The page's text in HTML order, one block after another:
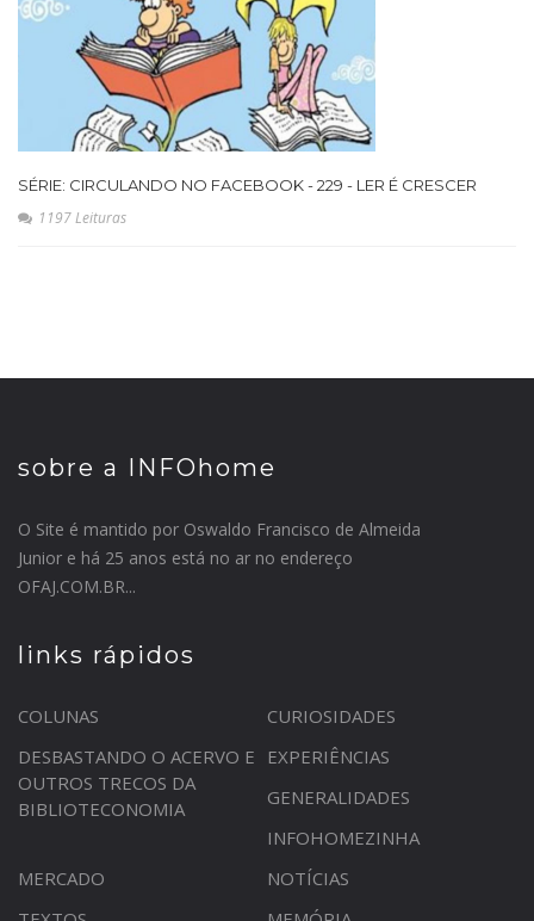
SÉRIE: CIRCULANDO NO FACEBOOK - 229 - LER É CRESCER
1197 Leituras
sobre a INFOhome
O Site é mantido por Oswaldo Francisco de Almeida
Junior e há 25 anos está no ar no endereço
OFAJ.COM.BR...
links rápidos
COLUNAS
CURIOSIDADES
DESBASTANDO O ACERVO E
OUTROS TRECOS DA
BIBLIOTECONOMIA
EXPERIÊNCIAS
GENERALIDADES
INFOHOMEZINHA
MERCADO
NOTÍCIAS